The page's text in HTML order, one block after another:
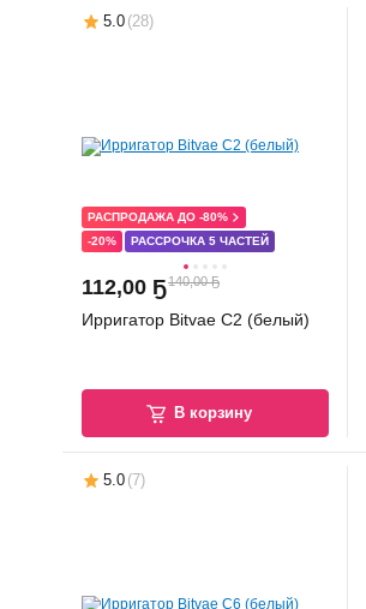
5.0 (28)
-20% РАССРОЧКА 5 ЧАСТЕЙ
РАСПРОДАЖА ДО -80%
112,00 Ҕ140,00 Ҕ
Ирригатор Bitvae C2 (белый)
В корзину
5.0 (7)